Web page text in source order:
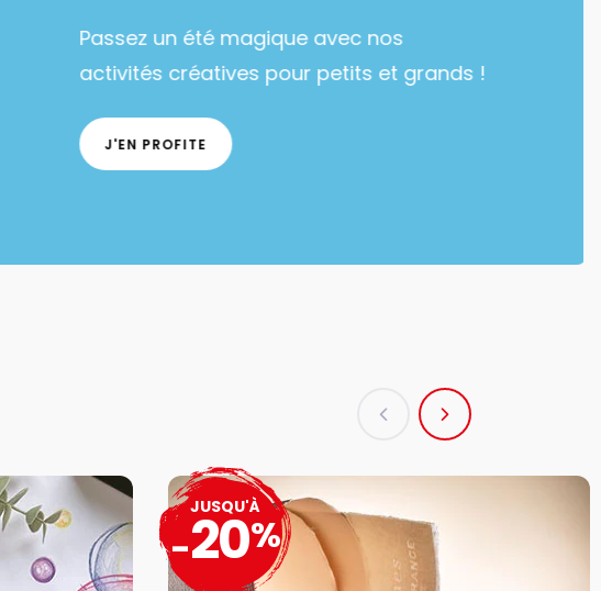
Passez un été magique avec nos
activités créatives pour petits et grands !
J'EN PROFITE
JUSQU'À
-20%